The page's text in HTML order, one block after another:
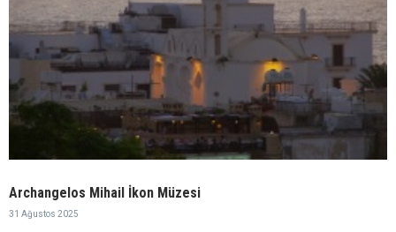
Archangelos Mihail İkon Müzesi
31 Ağustos 2025